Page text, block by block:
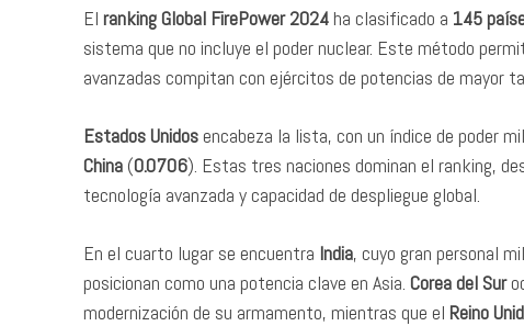
El ranking Global FirePower 2024ha clasificado a 145
sistema que no incluye el poder nuclear. Este método
avanzadas compitan con ejércitos de potencias de mayor
Estados Unidosencabeza la lista, con un índice de poder
China (0.0706). Estas tres naciones dominan el ranking,
tecnología avanzada y capacidad de despliegue global.
En el cuarto lugar se encuentra India, cuyo gran personal
posicionan como una potencia clave en Asia. Corea del Sur
modernización de su armamento, mientras que el Reino